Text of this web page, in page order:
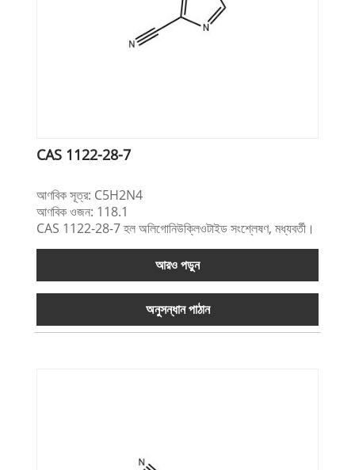
CAS 1122-28-7
আণবিক সূত্র: C5H2N4
আণবিক ওজন: 118.1
CAS 1122-28-7 হল অলিগোনিউক্লিওটাইড সংশ্লেষণ, মধ্যবর্তী।
আরও পড়ুন
অনুসন্ধান পাঠান